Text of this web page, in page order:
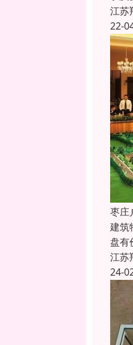
江苏
22-
枣庄
建筑
盘有
江苏
24-